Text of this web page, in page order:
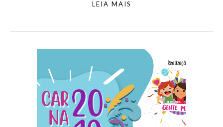
LEIA MAIS